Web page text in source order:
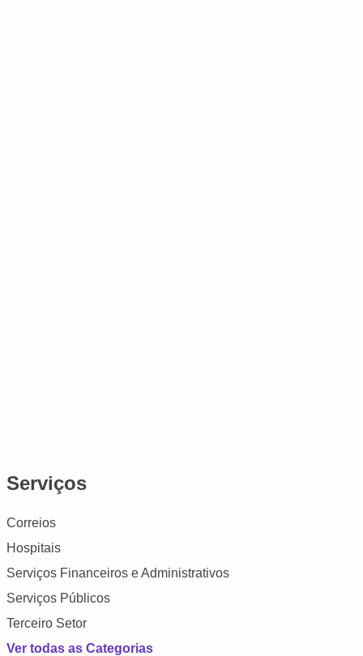
Serviços
Correios
Hospitais
Serviços Financeiros e Administrativos
Serviços Públicos
Terceiro Setor
Ver todas as Categorias